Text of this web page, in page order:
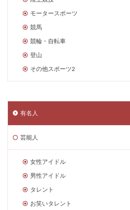
モータースポーツ
競馬
競輪・自転車
登山
その他スポーツ2
有名人
芸能人
女性アイドル
男性アイドル
タレント
お笑いタレント